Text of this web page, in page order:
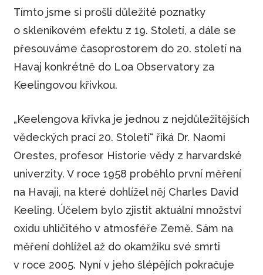
Tímto jsme si prošli důležité poznatky
o skleníkovém efektu z 19. Století, a dále se
přesouváme časoprostorem do 20. století na
Havaj konkrétně do Loa Observatory za
Keelingovou křivkou.
„Keelengova křivka je jednou z nejdůležitějších
vědeckých prací 20. Století“ říká Dr. Naomi
Orestes, profesor Historie vědy z harvardské
univerzity. V roce 1958 proběhlo první měření
na Havaji, na které dohlížel něj Charles David
Keeling. Účelem bylo zjistit aktuální množství
oxidu uhličitého v atmosféře Země. Sám na
měření dohlížel až do okamžiku své smrti
v roce 2005. Nyní v jeho šlépějích pokračuje